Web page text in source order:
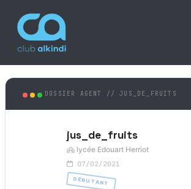
DOSSIER AGENT // JUS_DE_FRUITS
jus_de_fruits
lycée Edouart Herriot
07/02/2021
DÉBUTANT